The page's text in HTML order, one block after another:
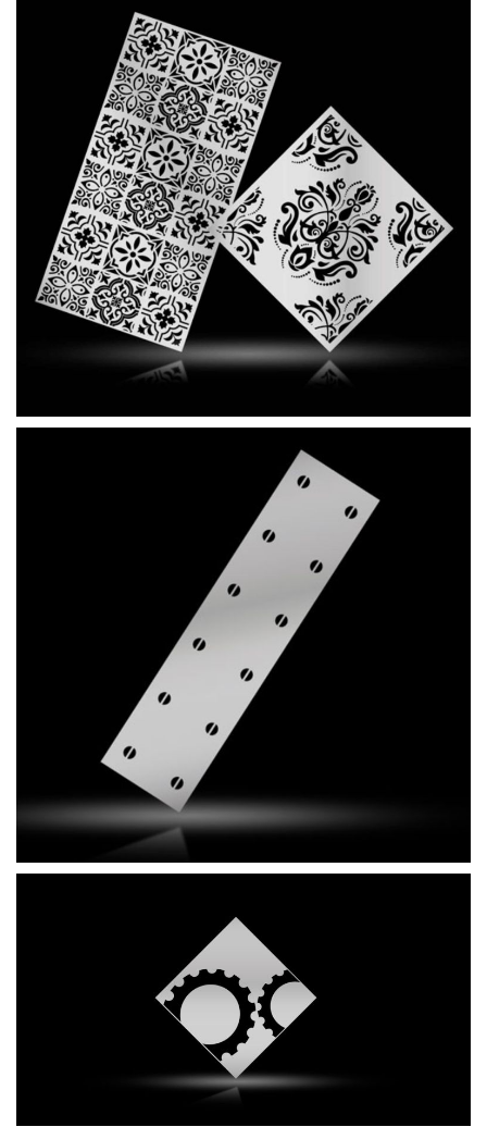
OXYDA STENCIL RETRÒ
OXYDA STENCIL RETRÒ
OXYDA STENCIL RETRÒ